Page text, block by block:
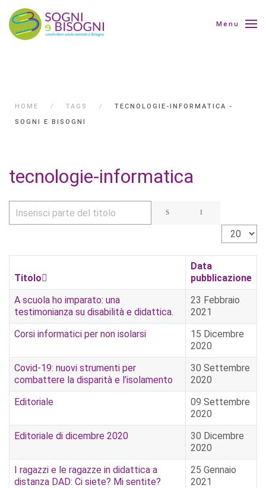
Menu
HOME TAGS
TECNOLOGIE-INFORMATICA -
SOGNI E BISOGNI
tecnologie-informatica
Inserisci parte del titolo
Visualizza
Titolo
Data
pubblicazione
A scuola ho imparato: una
testimonianza su disabilità e didattica.
23 Febbraio
2021
Corsi informatici per non isolarsi
15 Dicembre
2020
Covid-19: nuovi strumenti per
combattere la disparità e l’isolamento
30 Settembre
2020
Editoriale
09 Settembre
2020
Editoriale di dicembre 2020
30 Dicembre
2020
I ragazzi e le ragazze in didattica a
distanza DAD: Ci siete? Mi sentite?
25 Gennaio
2021